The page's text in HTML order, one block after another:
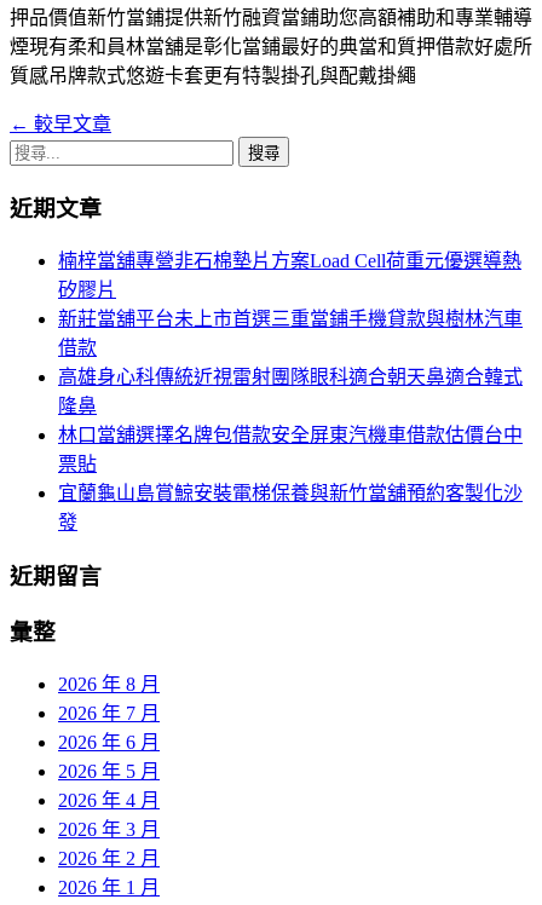
押品價值新竹當鋪提供新竹融資當鋪助您高額補助和專業輔導
煙現有柔和員林當舖是彰化當鋪最好的典當和質押借款好處所
質感吊牌款式悠遊卡套更有特製掛孔與配戴掛繩
文
章
導
← 較早文章
搜
關
近期文章
楠梓當舖專營非石棉墊片方案Load Cell荷重元優選導熱
矽膠片
新莊當舖平台未上市首選三重當鋪手機貸款與樹林汽車
借款
高雄身心科傳統近視雷射團隊眼科適合朝天鼻適合韓式
隆鼻
林口當舖選擇名牌包借款安全屏東汽機車借款估價台中
票貼
宜蘭龜山島賞鯨安裝電梯保養與新竹當舖預約客製化沙
發
近期留言
彙整
2026 年 8 月
2026 年 7 月
2026 年 6 月
2026 年 5 月
2026 年 4 月
2026 年 3 月
2026 年 2 月
2026 年 1 月